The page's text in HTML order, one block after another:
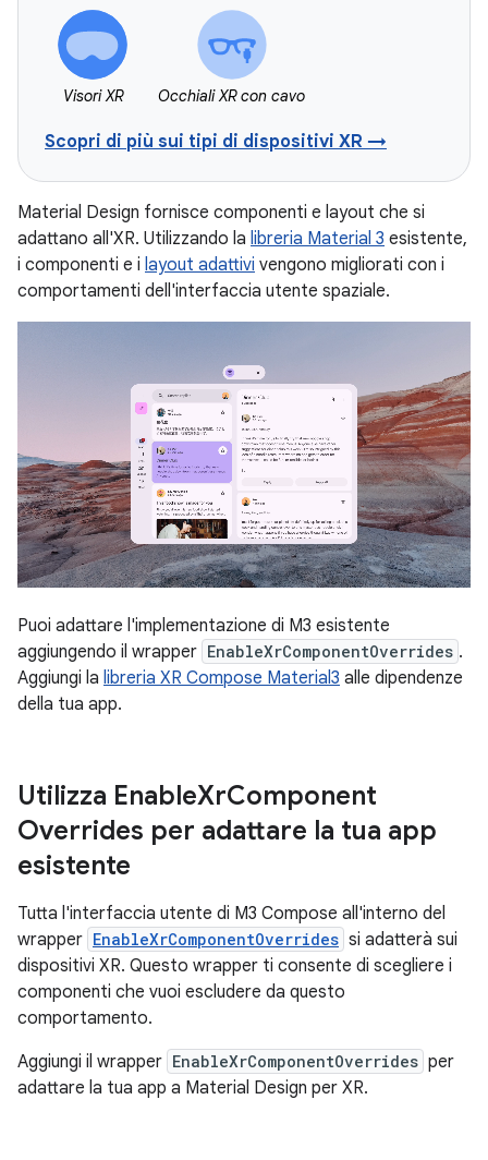
Visori XR Occhiali XR con cavo
Scopri di più sui tipi di dispositivi XR →
Material Design fornisce componenti e layout che si
adattano all'XR. Utilizzando la libreria Material 3 esistente,
i componenti e i layout adattivi vengono migliorati con i
comportamenti dell'interfaccia utente spaziale.
Puoi adattare l'implementazione di M3 esistente
aggiungendo il wrapper EnableXrComponentOverrides .
Aggiungi la libreria XR Compose Material3 alle dipendenze
della tua app.
Utilizza EnableXrComponent
Overrides per adattare la tua app
esistente
Tutta l'interfaccia utente di M3 Compose all'interno del
wrapper EnableXrComponentOverrides si adatterà sui
dispositivi XR. Questo wrapper ti consente di scegliere i
componenti che vuoi escludere da questo
comportamento.
Aggiungi il wrapper EnableXrComponentOverrides per
adattare la tua app a Material Design per XR.